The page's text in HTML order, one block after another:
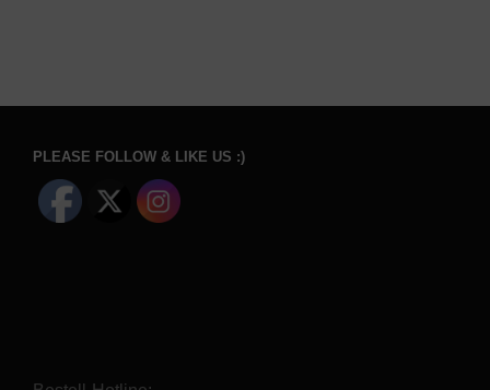
PLEASE FOLLOW & LIKE US :)